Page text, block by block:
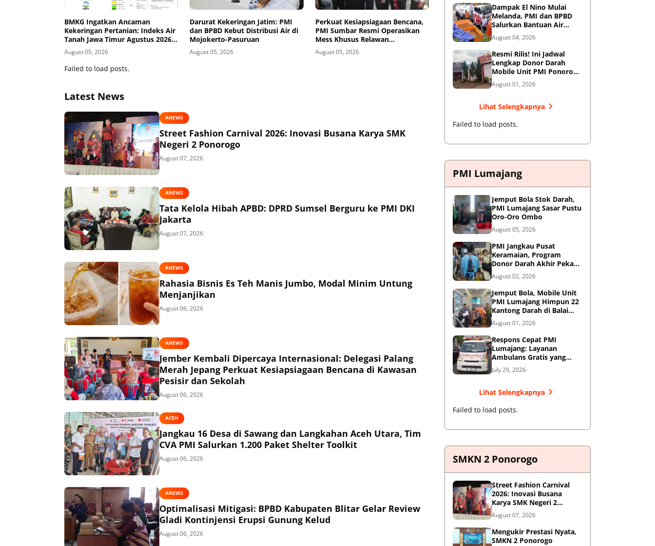
BMKG Ingatkan Ancaman
Kekeringan Pertanian: Indeks Air
Tanah Jawa Timur Agustus 2026
Masuk Kategori Kurang
August 05, 2026
Darurat Kekeringan Jatim: PMI
dan BPBD Kebut Distribusi Air di
Mojokerto-Pasuruan
August 05, 2026
Perkuat Kesiapsiagaan Bencana,
PMI Sumbar Resmi Operasikan
Mess Khusus Relawan
Kemanusiaan
August 05, 2026
Failed to load posts.
Latest News
ANEWS
Street Fashion Carnival 2026: Inovasi Busana Karya SMK
Negeri 2 Ponorogo
August 07, 2026
ANEWS
Tata Kelola Hibah APBD: DPRD Sumsel Berguru ke PMI DKI
Jakarta
August 07, 2026
ANEWS
Rahasia Bisnis Es Teh Manis Jumbo, Modal Minim Untung
Menjanjikan
August 06, 2026
ANEWS
Jember Kembali Dipercaya Internasional: Delegasi Palang
Merah Jepang Perkuat Kesiapsiagaan Bencana di Kawasan
Pesisir dan Sekolah
August 06, 2026
ACEH
Jangkau 16 Desa di Sawang dan Langkahan Aceh Utara, Tim
CVA PMI Salurkan 1.200 Paket Shelter Toolkit
August 06, 2026
ANEWS
Optimalisasi Mitigasi: BPBD Kabupaten Blitar Gelar Review
Gladi Kontinjensi Erupsi Gunung Kelud
August 06, 2026
Sambut HUT RI ke-81
Dampak El Nino Mulai
Melanda, PMI dan BPBD
Salurkan Bantuan Air
Bersih ke Desa Terdampak
di Ponorogo
August 04, 2026
Resmi Rilis! Ini Jadwal
Lengkap Donor Darah
Mobile Unit PMI Ponorogo
Agustus 2026
August 01, 2026
Lihat Selengkapnya
Failed to load posts.
PMI Lumajang
Jemput Bola Stok Darah,
PMI Lumajang Sasar Pustu
Oro-Oro Ombo
August 05, 2026
PMI Jangkau Pusat
Keramaian, Program
Donor Darah Akhir Pekan
di GM Plaza Lumajang
Disambut Antusias
August 02, 2026
Jemput Bola, Mobile Unit
PMI Lumajang Himpun 22
Kantong Darah di Balai
Desa Jatirejo Kunir
August 01, 2026
Respons Cepat PMI
Lumajang: Layanan
Ambulans Gratis yang
Wajib Diketahui Warga
July 29, 2026
Lihat Selengkapnya
Failed to load posts.
SMKN 2 Ponorogo
Street Fashion Carnival
2026: Inovasi Busana
Karya SMK Negeri 2
Ponorogo
August 07, 2026
Mengukir Prestasi Nyata,
SMKN 2 Ponorogo